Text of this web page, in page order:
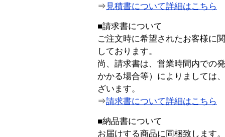
⇒ 見積書について詳細はこちら
■請求書について
ご注文時に希望されたお客様に
しております。
尚、請求書は、営業時間内での
かかる場合等）によりましては
ざいます。
⇒請求書について詳細はこちら
■納品書について
お届けする商品に同梱致します。